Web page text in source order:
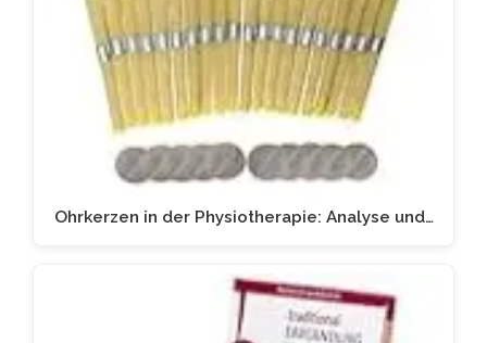
Ohrkerzen in der Physiotherapie: Analyse und…